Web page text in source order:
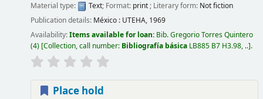
Material type:
Text; Format: print; Literary form: Not fiction
Publication details: México : UTEHA, 1969
Availability:Items available for loan: Bib. Gregorio Torres Quintero
(4) Collection, call number: Bibliografía básica LB885 B7 H3.98, .. .
Place hold